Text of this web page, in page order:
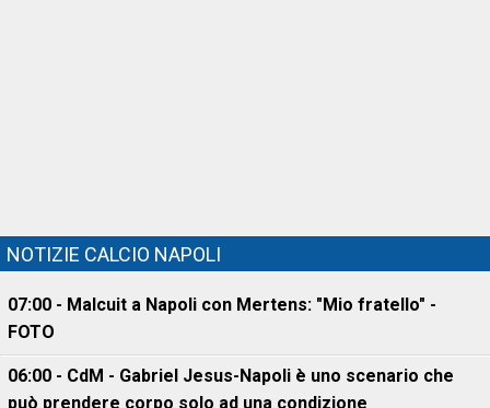
NOTIZIE CALCIO NAPOLI
07:00 - Malcuit a Napoli con Mertens: "Mio fratello" -
FOTO
06:00 - CdM - Gabriel Jesus-Napoli è uno scenario che
può prendere corpo solo ad una condizione